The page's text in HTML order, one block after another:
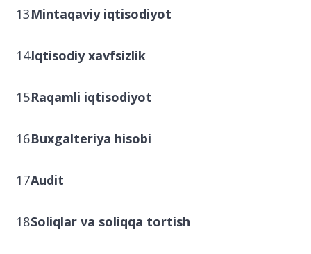
Mintaqaviy iqtisodiyot
Iqtisodiy xavfsizlik
Raqamli iqtisodiyot
Buxgalteriya hisobi
Audit
Soliqlar va soliqqa tortish